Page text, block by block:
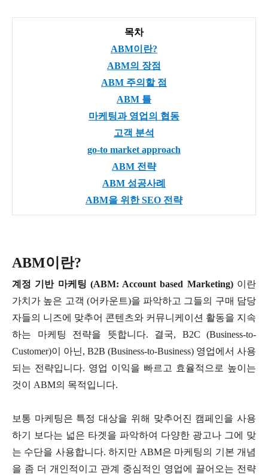
목차
ABM이란?
ABM의 장점
ABM 주의할 점
ABM 틀
마케팅과 영업의 협동
고객 분석
go-to market approach
ABM 전략
ABM 성공사례
ABM을 위한 SEO 전략
ABM이란?
계정 기반 마케팅 (ABM: Account based Marketing) 이란
가치가 높은 고객 (어카운트)을 파악하고 그들의 구매 담당
자들의 니즈에 맞추어 콘텐츠와 커뮤니케이션 활동을 지속
하는 마케팅 전략을 뜻합니다. 결국, B2C (Business-to-
Customer)이 아닌, B2B (Business-to-Business) 영업에서 사용
되는 전략입니다. 영업 이익을 빠르고 효율적으로 높이는
것이 ABM의 목적입니다.
보통 마케팅은 특정 대상을 위해 맞추어진 캠페인을 사용
하기 보다는 넓은 타겟을 파악하여 다양한 광고나 그에 맞
는 수단을 사용합니다. 하지만 ABM은 마케팅의 기본 개념
을 좀 더 개인적이고 관계 중심적인 영업에 끌어오는 전략